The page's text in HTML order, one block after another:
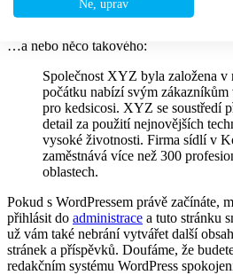
zajímavých věcech…
…a nebo něco takového:
Společnost XYZ byla založena v
počátku nabízí svým
pro kedsicosi. XYZ se soustředí
detail za použití nejnovějších
vysoké životnosti. Firma sídlí v
zaměstnává více než 300
oblastech.
Pokud s WordPressem právě začínáte,
přihlásit do administrace a tuto stránku
už vám také nebrání vytvářet další
stránek a příspěvků. Doufáme, že
redakčním systému WordPress
Ne, uprav